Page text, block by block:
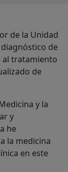
de la Unidad
de
al tratamiento
de
y la
y
he
la medicina
en este